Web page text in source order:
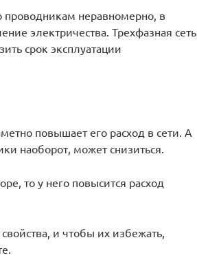
проводникам неравномерно, в
электричества. Трехфазная сеть,
срок эксплуатации
повышает его расход в сети. А
наоборот, может снизиться.
то у него повысится расход
и чтобы их избежать,